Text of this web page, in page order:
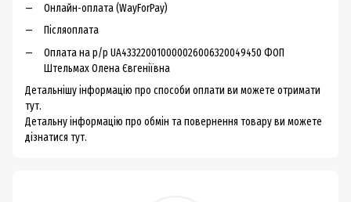
Онлайн-оплата (WayForPay)
Післяоплата
Оплата на р/р UA433220010000026006320049450 ФОП
Штельмах Олена Євгеніївна
Детальнішу інформацію про способи оплати ви можете отримати
тут.
Детальну інформацію про обмін та повернення товару ви можете
дізнатися тут.